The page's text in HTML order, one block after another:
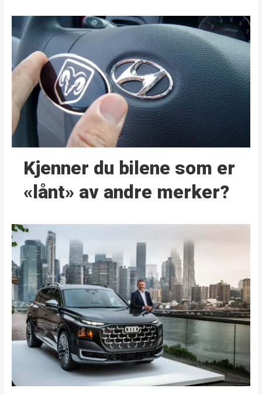
Kjenner du bilene som er
«lånt» av andre merker?